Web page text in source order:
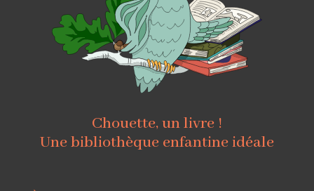
Chouette, un livre !
Une bibliothèque enfantine idéale